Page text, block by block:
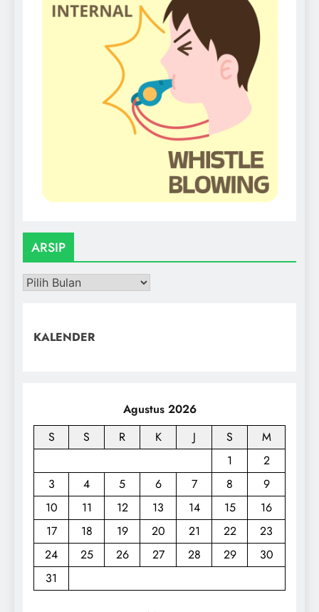
ARSIP
ARSIP
KALENDER
Agustus 2026
S
S R K J S
M
1
2
3
4 5 6 7 8
9
10
11 12 13 14 15
16
17
18 19 20 21 22
23
24
25 26 27 28 29
30
31